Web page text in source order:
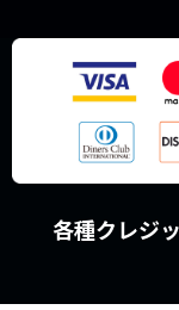
各種クレジ